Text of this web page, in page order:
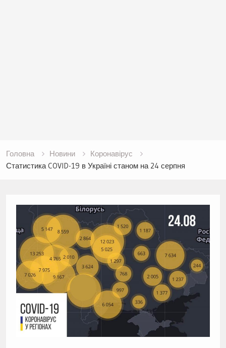
Головна Новини
Коронавірус
Статистика COVID-19 в Україні станом на 24 серпня